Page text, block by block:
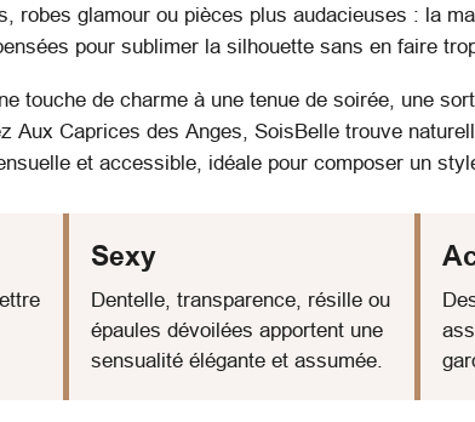
robes glamour ou pièces plus audacieuses : la
pour sublimer la silhouette sans en faire
touche de charme à une tenue de soirée, une
Aux Caprices des Anges, SoisBelle trouve
et accessible, idéale pour composer un
Sexy
Dentelle, transparence, résille ou
épaules dévoilées apportent une
sensualité élégante et assumée.